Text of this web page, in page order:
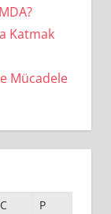
Katmak
Mücadele
C
P